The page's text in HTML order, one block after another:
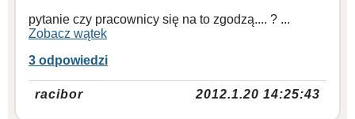
pytanie czy pracownicy się na to zgodzą.... ? ...
Zobacz wątek
3 odpowiedzi
racibor 2012.1.20 14:25:43